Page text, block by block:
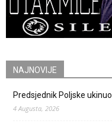
NAJNOVIJE
Predsjednik Poljske
4 Augusta, 2026